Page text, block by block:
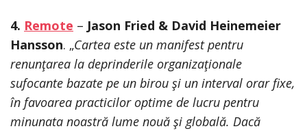
4. Remote – Jason Fried & David Heinemeier
Hansson. „Cartea este un manifest pentru
renunţarea la deprinderile organizaţionale
sufocante bazate pe un birou şi un interval orar fixe,
în favoarea practicilor optime de lucru pentru
minunata noastră lume nouă şi globală. Dacă